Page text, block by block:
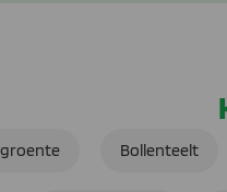
Bollenteelt